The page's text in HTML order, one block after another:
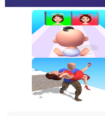
New
Games
All
Games
Classic
Sprunki